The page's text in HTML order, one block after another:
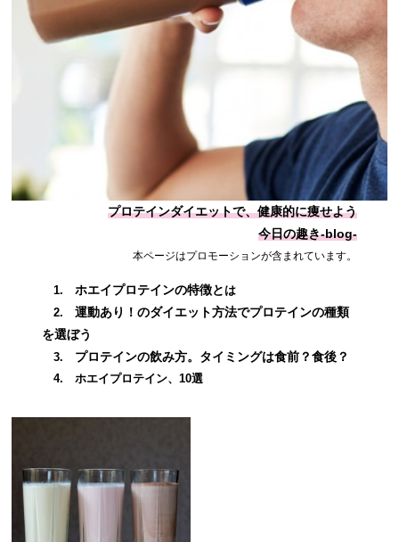
プロテインダイエットで、健康的に痩せよう
今日の趣き-blog-
本ページはプロモーションが含まれています。
1. ホエイプロテインの特徴と は
2. 運動あり！のダイエット方法でプロテインの種類
を選ぼう
3. プロテインの飲み方。タイミングは食前？食後？
4. ホエイプロテイン、10選